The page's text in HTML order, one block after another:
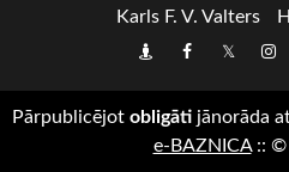
Karls F. V. Valters
DraugiemFacebook
Twitter
Pārpublicējot obligāti jānorāda
e-BAZNICA:: ©